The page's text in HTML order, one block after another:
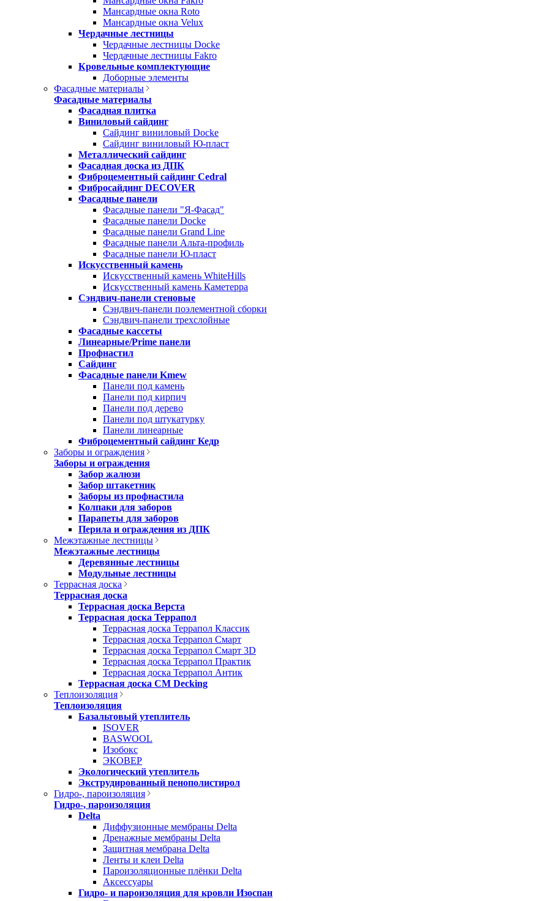
Мансардные окна Roto
Мансардные окна Velux
Чердачные лестницы
Чердачные лестницы Docke
Чердачные лестницы Fakro
Кровельные комплектующие
Доборные элементы
Фасадные материалы
Фасадные материалы
Фасадная плитка
Виниловый сайдинг
Сайдинг виниловый Docke
Сайдинг виниловый Ю-пласт
Металлический сайдинг
Фасадная доска из ДПК
Фиброцементный сайдинг Cedral
Фибросайдинг DECOVER
Фасадные панели
Фасадные панели "Я-Фасад"
Фасадные панели Docke
Фасадные панели Grand Line
Фасадные панели Альта-профиль
Фасадные панели Ю-пласт
Искусственный камень
Искусственный камень WhiteHills
Искусственный камень Каметерра
Сэндвич-панели стеновые
Сэндвич-панели поэлементной сборки
Сэндвич-панели трехслойные
Фасадные кассеты
Линеарные/Prime панели
Профнастил
Сайдинг
Фасадные панели Kmew
Панели под камень
Панели под кирпич
Панели под дерево
Панели под штукатурку
Панели линеарные
Фиброцементный сайдинг Кедр
Заборы и ограждения
Заборы и ограждения
Забор жалюзи
Забор штакетник
Заборы из профнастила
Колпаки для заборов
Парапеты для заборов
Перила и ограждения из ДПК
Межэтажные лестницы
Межэтажные лестницы
Деревянные лестницы
Модульные лестницы
Террасная доска
Террасная доска
Террасная доска Верста
Террасная доска Террапол
Террасная доска Террапол Классик
Террасная доска Террапол Смарт
Террасная доска Террапол Смарт 3D
Террасная доска Террапол Практик
Террасная доска Террапол Антик
Террасная доска CM Decking
Теплоизоляция
Теплоизоляция
Базальтовый утеплитель
ISOVER
BASWOOL
Изобокс
ЭКОВЕР
Экологический утеплитель
Экструдированный пенополистирол
Гидро-, пароизоляция
Гидро-, пароизоляция
Delta
Диффузионные мембраны Delta
Дренажные мембраны Delta
Защитная мембрана Delta
Ленты и клеи Delta
Пароизоляционные плёнки Delta
Аксессуары
Гидро- и пароизоляция для кровли Изоспан